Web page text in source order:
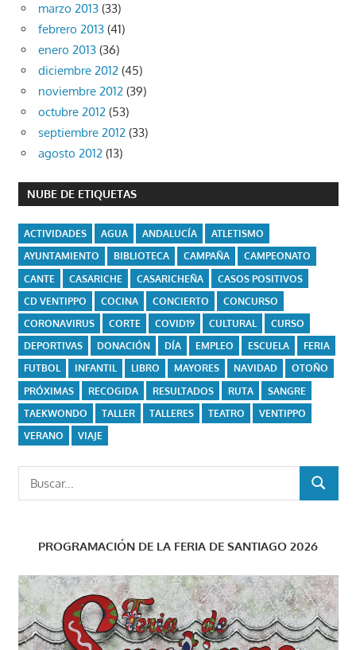
marzo 2013 (33)
febrero 2013 (41)
enero 2013 (36)
diciembre 2012 (45)
noviembre 2012 (39)
octubre 2012 (53)
septiembre 2012 (33)
agosto 2012 (13)
NUBE DE ETIQUETAS
ACTIVIDADES AGUA ANDALUCÍA
ATLETISMO
AYUNTAMIENTO
BIBLIOTECA CAMPAÑA
CAMPEONATO
CANTE
CASARICHE CASARICHEÑA
CASOS POSITIVOS
CD VENTIPPO
COCINA CONCIERTO
CONCURSO
CORONAVIRUS
CORTE COVID19 CULTURAL
CURSO
DEPORTIVAS
DONACIÓN DÍA EMPLEO ESCUELA
FERIA
FUTBOL
INFANTIL LIBRO MAYORES NAVIDAD
OTOÑO
PRÓXIMAS
RECOGIDA RESULTADOS RUTA
SANGRE
TAEKWONDO
TALLER TALLERES TEATRO
VENTIPPO
VERANO
VIAJE
BUSCAR
PROGRAMACIÓN DE LA FERIA DE SANTIAGO 2026